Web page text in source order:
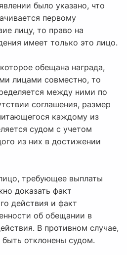
было указано, что
первому
лицу, то право на
имеет только это лицо.
обещана награда,
лицами совместно, то
между ними по
соглашения, размер
каждому из
судом с учетом
из них в достижении
требующее выплаты
доказать факт
действия и факт
об обещании в
В противном случае,
отклонены судом.